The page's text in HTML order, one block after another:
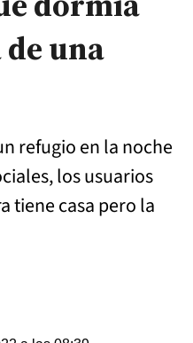
una
refugio en la noche
los usuarios
tiene casa pero la